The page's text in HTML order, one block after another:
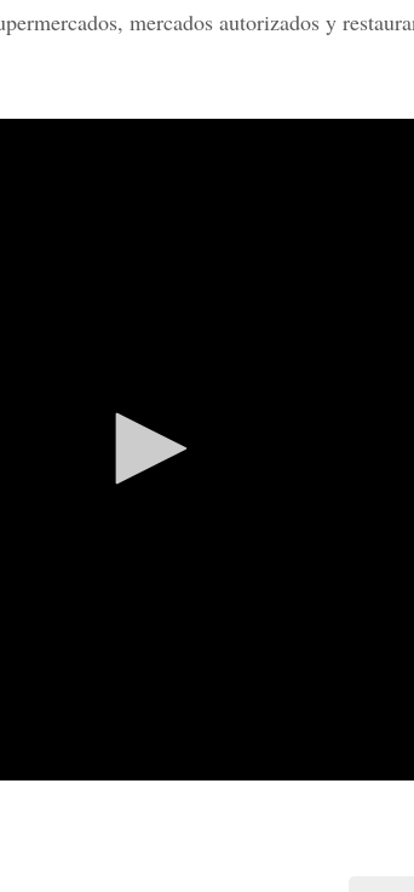
mercados autorizados y